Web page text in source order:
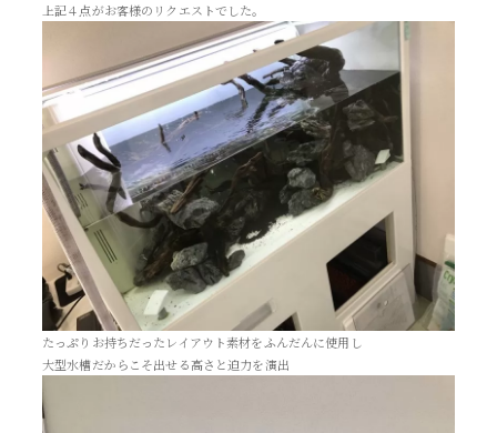
上記４点がお客様のリクエストでした。
たっぷりお持ちだったレイアウト素材をふんだんに使用し
大型水槽だからこそ出せる高さと迫力を演出